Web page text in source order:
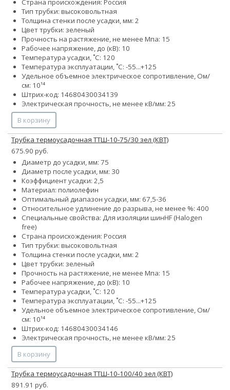
Страна происхождения: Россия
Тип трубки: высоковольтная
Толщина стенки после усадки, мм: 2
Цвет трубки: зеленый
Прочность на растяжение, не менее Мпа: 15
Рабочее напряжение, до (кВ): 10
Температура усадки, ˚С: 120
Температура эксплуатации, ˚С: -55...+125
Удельное объемное электрическое сопротивление, Ом/
см: 10¹⁴
Штрих-код: 14680430034139
Электрическая прочность, не менее кВ/мм: 25
В корзину
Трубка термоусадочная ТТШ-10-75/30 зел (КВТ)
675.90 руб.
Диаметр до усадки, мм: 75
Диаметр после усадки, мм: 30
Коэффициент усадки: 2,5
Материал: полиолефин
Оптимальный диапазон усадки, мм: 67,5-36
Относительное удлинение до разрыва, не менее %: 400
Специальные свойства: Для изоляции шинHF (Halogen
free)
Страна происхождения: Россия
Тип трубки: высоковольтная
Толщина стенки после усадки, мм: 2
Цвет трубки: зеленый
Прочность на растяжение, не менее Мпа: 15
Рабочее напряжение, до (кВ): 10
Температура усадки, ˚С: 120
Температура эксплуатации, ˚С: -55...+125
Удельное объемное электрическое сопротивление, Ом/
см: 10¹⁴
Штрих-код: 14680430034146
Электрическая прочность, не менее кВ/мм: 25
В корзину
Трубка термоусадочная ТТШ-10-100/40 зел (КВТ)
891.91 руб.